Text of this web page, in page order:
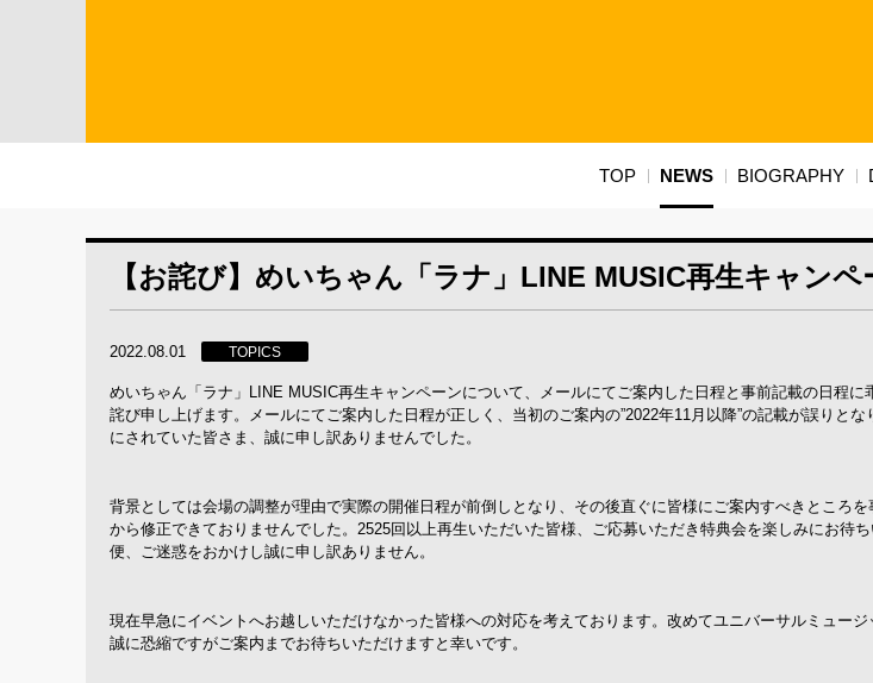
TOP NEWS BIOGRAPHY
【お詫び】めいちゃん「ラナ」LINE MUSIC再生キャン
2022.08.01 TOPICS
めいちゃん「ラナ」LINE MUSIC再生キャンペーンについて、メールにてご案内した日程と事前記載の日程に
詫び申し上げます。
メールにてご案内した日程が正しく、 当初のご案内の”2022年11月以降”の記載が誤りとな
にされていた皆さま、誠に申し訳ありませんでした。
背景としては会場の調整が理由で実際の開催日程が前倒しとなり、 その後直ぐに皆様にご案内すべきところを
から修正できておりませんでした。 2525回 以上再生いただいた皆様、ご応募いただき特典会を楽しみにお待
便、ご迷惑をおかけし誠に申し訳ありません。
現在早急にイベントへお越しいただけなかった皆様への対応を考えております。 改めてユニバーサルミュージ
誠に恐縮ですがご案内までお待ちいただけますと幸いです。